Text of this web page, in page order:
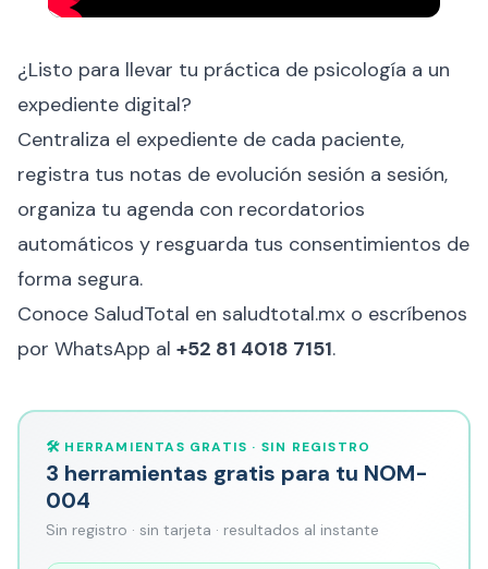
¿Listo para llevar tu práctica de psicología a un
expediente digital?
Centraliza el expediente de cada paciente,
registra tus notas de evolución sesión a sesión,
organiza tu agenda con recordatorios
automáticos y resguarda tus consentimientos de
forma segura.
Conoce SaludTotal en saludtotal.mx o escríbenos
por WhatsApp al +52 81 4018 7151.
🛠️ HERRAMIENTAS GRATIS · SIN REGISTRO
3 herramientas gratis para tu NOM-
004
Sin registro · sin tarjeta · resultados al instante